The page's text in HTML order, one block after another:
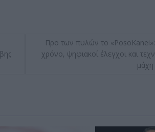
Προ των πυλών το «PosoKanei»:
χρόνο, ψηφιακοί έλεγχοι και
μάχη